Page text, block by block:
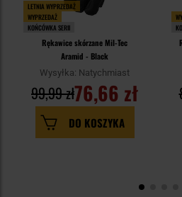
LETNIA WYPRZEDAŻ
WYPRZEDAŻ
KOŃCÓWKA SERII
Rękawice skórzane Mil-Tec
Aramid - Black
Wysyłka: Natychmiast
76,66 zł
99,99 zł
DO KOSZYKA